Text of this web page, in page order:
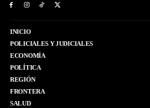
INICIO
POLICIALES Y JUDICIALES
ECONOMÍA
POLÍTICA
REGIÓN
FRONTERA
SALUD